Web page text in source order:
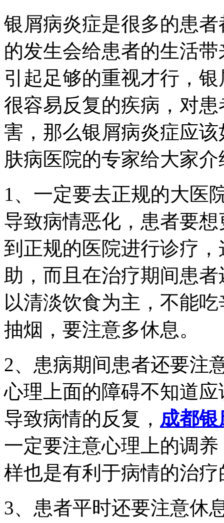
银屑病炎症是很多的患
的发生会给患者的生活
引起足够的重视才行，
很容易反复的疾病，对
害，那么银屑病炎症应
肤病医院的专家给大家
1、一定要去正规的大医
导致病情恶化，患者要
到正规的医院进行诊疗
助，而且在治疗期间患
以清淡饮食为主，不能
抽烟，要注意多休息。
2、患病期间患者还要注
心理上面的障碍不知道
导致病情的反复， 成都
一定要注意心理上的调
样也是有利于病情的治疗
3、患者平时还要注意休